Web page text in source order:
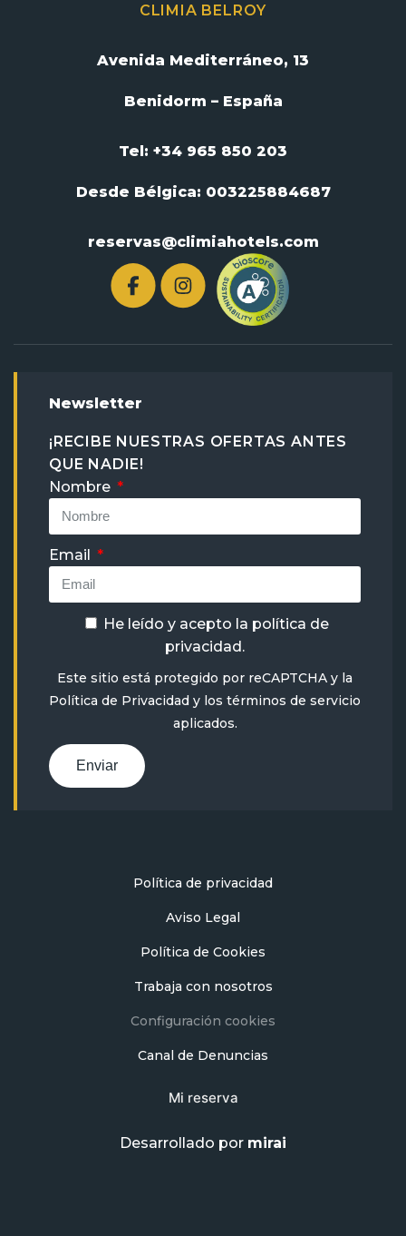
CLIMIA BELROY
Avenida Mediterráneo, 13
Benidorm – España
Tel: +34 965 850 203
Desde Bélgica: 003225884687
reservas@climiahotels.com
Newsletter
¡RECIBE NUESTRAS OFERTAS ANTES
QUE NADIE!
Nombre
Email
He leído y acepto la política de
privacidad.
Este sitio está protegido por reCAPTCHA y la
Política de Privacidad y los términos de servicio
aplicados.
Enviar
Política de privacidad
Aviso Legal
Política de Cookies
Trabaja con nosotros
Configuración cookies
Canal de Denuncias
Mi reserva
Desarrollado por mirai